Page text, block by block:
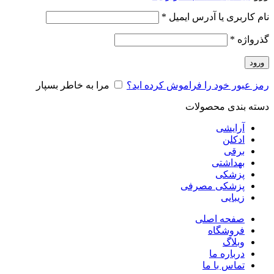
نام کاربری یا آدرس ایمیل *
گذرواژه *
ورود
رمز عبور خود را فراموش کرده اید؟ مرا به خاطر بسپار
دسته بندی محصولات
آرایشی
ادکلن
برقی
بهداشتی
پزشکی
پزشکی مصرفی
زیبایی
صفحه اصلی
فروشگاه
وبلاگ
درباره ما
تماس با ما